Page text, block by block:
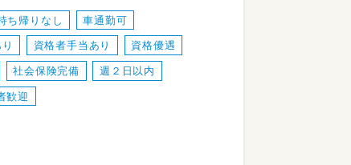
環として取り組みをしています。
ち帰りなし 車通勤可
資格者手当あり 資格優遇
社会保険完備 週２日以内
歓迎